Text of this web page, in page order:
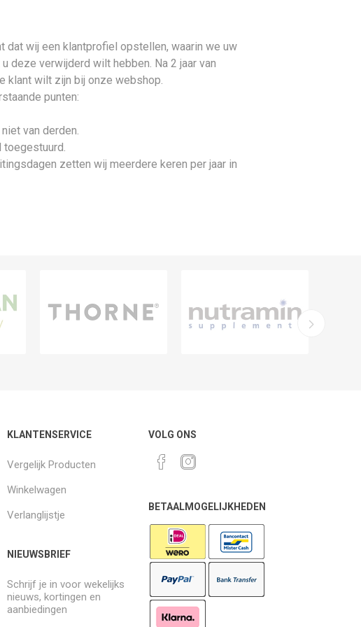
dat wij een klantprofiel opstellen, waarin we uw
deze verwijderd wilt hebben. Na 2 jaar van
klant wilt zijn bij onze webshop.
punten:
van derden.
toegestuurd.
zetten wij meerdere keren per jaar in
KLANTENSERVICE
Vergelijk Producten
Winkelwagen
Verlanglijstje
NIEUWSBRIEF
Schrijf je in voor wekelijks
nieuws, kortingen en
aanbiedingen
VOLG ONS
BETAALMOGELIJKHEDEN